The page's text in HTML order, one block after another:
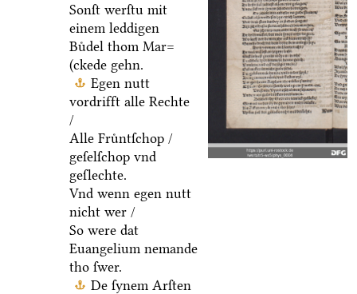
Sonſt werſtu mit
einem leddigen
Buͤdel thom Mar=
(ckede gehn.
Egen nutt
vordrifft alle Rechte
/
Alle Fruͤntſchop /
geſelſchop vnd
geſlechte.
Vnd wenn egen nutt
nicht wer /
So were dat
Euangelium nemande
tho ſwer.
De ſynem Arſten